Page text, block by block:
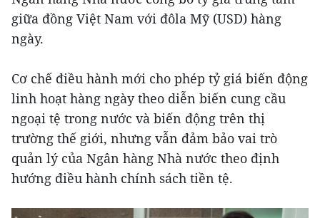
giữa đồng Việt Nam với đôla Mỹ (USD) hàng
ngày.
Cơ chế điều hành mới cho phép tỷ giá biến động
linh hoạt hàng ngày theo diễn biến cung cầu
ngoại tệ trong nước và biến động trên thị
trường thế giới, nhưng vẫn đảm bảo vai trò
quản lý của Ngân hàng Nhà nước theo định
hướng điều hành chính sách tiền tệ.